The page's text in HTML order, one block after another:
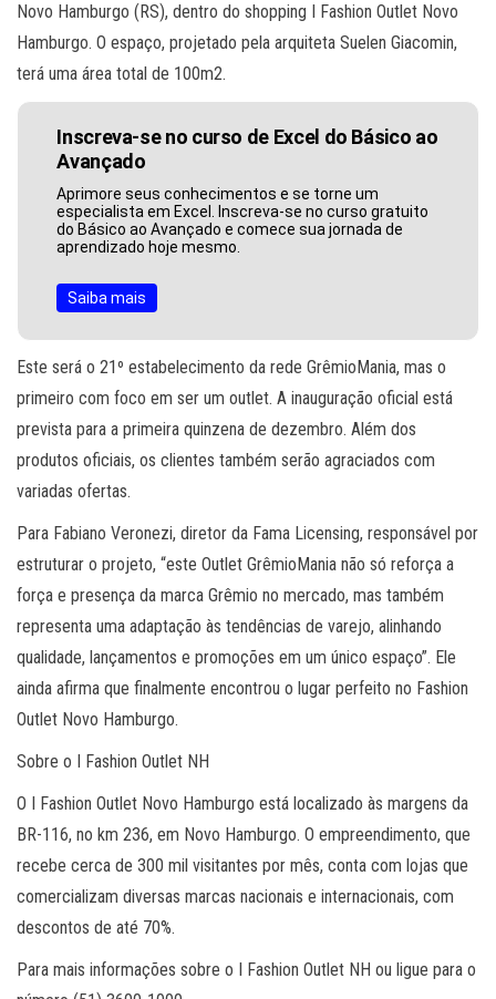
Novo Hamburgo (RS), dentro do shopping I Fashion Outlet Novo
Hamburgo. O espaço, projetado pela arquiteta Suelen Giacomin,
terá uma área total de 100m2.
Inscreva-se no curso de Excel do Básico ao
Avançado
Aprimore seus conhecimentos e se torne um
especialista em Excel. Inscreva-se no curso gratuito
do Básico ao Avançado e comece sua jornada de
aprendizado hoje mesmo.
Saiba mais
Este será o 21º estabelecimento da rede GrêmioMania, mas o
primeiro com foco em ser um outlet. A inauguração oficial está
prevista para a primeira quinzena de dezembro. Além dos
produtos oficiais, os clientes também serão agraciados com
variadas ofertas.
Para Fabiano Veronezi, diretor da Fama Licensing, responsável por
estruturar o projeto, “este Outlet GrêmioMania não só reforça a
força e presença da marca Grêmio no mercado, mas também
representa uma adaptação às tendências de varejo, alinhando
qualidade, lançamentos e promoções em um único espaço”. Ele
ainda afirma que finalmente encontrou o lugar perfeito no Fashion
Outlet Novo Hamburgo.
Sobre o I Fashion Outlet NH
O I Fashion Outlet Novo Hamburgo está localizado às margens da
BR-116, no km 236, em Novo Hamburgo. O empreendimento, que
recebe cerca de 300 mil visitantes por mês, conta com lojas que
comercializam diversas marcas nacionais e internacionais, com
descontos de até 70%.
Para mais informações sobre o I Fashion Outlet NH ou ligue para o